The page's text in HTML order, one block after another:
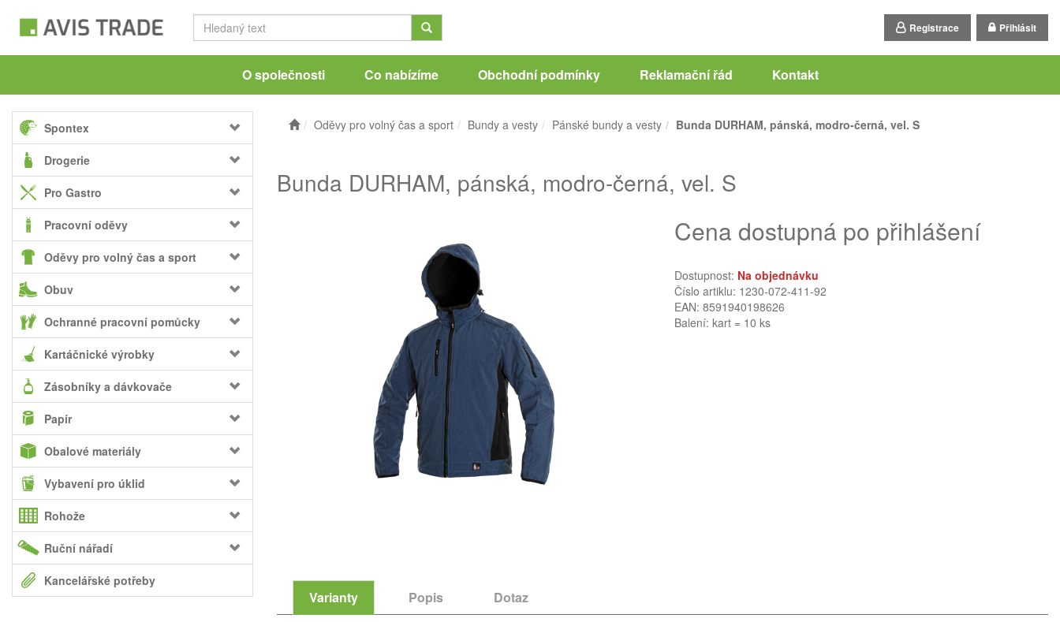
Registrace Přihlásit
O společnosti Co nabízíme Obchodní podmínky Reklamační řád Kontakt
Spontex
Drogerie
Pro Gastro
Pracovní oděvy
Oděvy pro volný čas a sport
Obuv
Ochranné pracovní pomůcky
Kartáčnické výrobky
Zásobníky a dávkovače
Papír
Obalové materiály
Vybavení pro úklid
Rohože
Ruční nářadí
Kancelářské potřeby
Oděvy pro volný čas a sport Bundy a vesty Pánské bundy a vesty Bunda DURHAM, pánská, modro-černá, vel. S
Bunda DURHAM, pánská, modro-černá, vel. S
Cena dostupná po přihlášení
Dostupnost: Na objednávku
Číslo artiklu: 1230-072-411-92
EAN: 8591940198626
Balení: kart = 10 ks
Varianty Popis Dotaz